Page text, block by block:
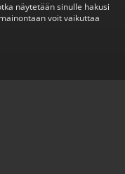
näytetään sinulle hakusi
voit vaikuttaa